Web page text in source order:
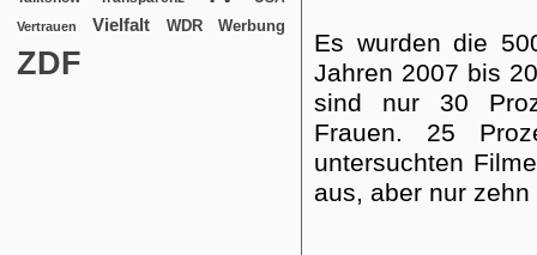
Vertrauen Vielfalt WDR Werbung
ZDF
Es wurden die
Jahren 2007 bis
sind nur 30
Frauen. 25
untersuchten
aus, aber nur